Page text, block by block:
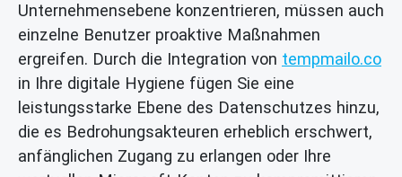
Unternehmensebene konzentrieren, müssen auch
einzelne Benutzer proaktive Maßnahmen
ergreifen. Durch die Integration von tempmailo.co
in Ihre digitale Hygiene fügen Sie eine
leistungsstarke Ebene des Datenschutzes hinzu,
die es Bedrohungsakteuren erheblich erschwert,
anfänglichen Zugang zu erlangen oder Ihre